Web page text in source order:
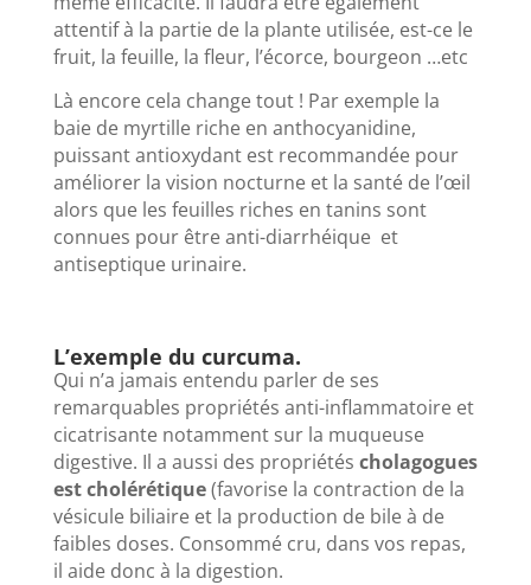
attentif à la partie de la plante utilisée, est-ce le
fruit, la feuille, la fleur, l’écorce, bourgeon …etc
Là encore cela change tout ! Par exemple la
baie de myrtille riche en anthocyanidine,
puissant antioxydant est recommandée pour
améliorer la vision nocturne et la santé de l’œil
alors que les feuilles riches en tanins sont
connues pour être anti-diarrhéique et
antiseptique urinaire.
L’exemple du curcuma.
Qui n’a jamais entendu parler de ses
remarquables propriétés anti-inflammatoire et
cicatrisante notamment sur la muqueuse
digestive. Il a aussi des propriétés cholagogues
est cholérétique(favorise la contraction de la
vésicule biliaire et la production de bile à de
faibles doses. Consommé cru, dans vos repas,
il aide donc à la digestion.